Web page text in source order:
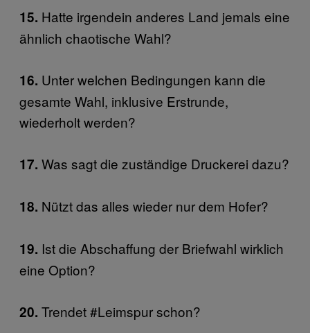
15. Hatte irgendein anderes Land jemals eine
ähnlich chaotische Wahl?
16. Unter welchen Bedingungen kann die
gesamte Wahl, inklusive Erstrunde,
wiederholt werden?
17. Was sagt die zuständige Druckerei dazu?
18. Nützt das alles wieder nur dem Hofer?
19. Ist die Abschaffung der Briefwahl wirklich
eine Option?
20. Trendet #Leimspur schon?